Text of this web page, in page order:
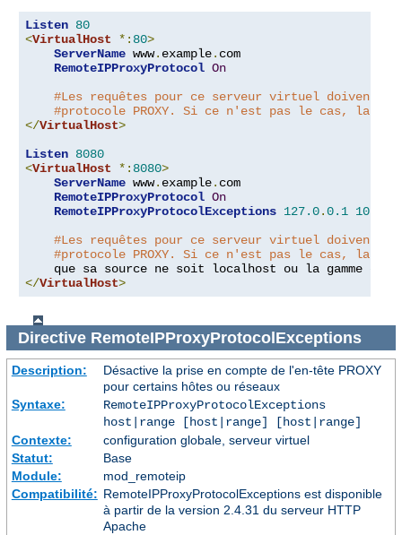
Listen 80
<VirtualHost *: 80>
ServerName www. example. com
RemoteIPProxyProtocol On
#Les requêtes pour ce serveur virtuel doivent
#protocole PROXY. Si ce n'est pas le cas, la
</VirtualHost>
Listen 8080
<VirtualHost *: 8080>
ServerName www. example. com
RemoteIPProxyProtocol On
RemoteIPProxyProtocolExceptions 127.0.0.1 10.0
#Les requêtes pour ce serveur virtuel doivent
#protocole PROXY. Si ce n'est pas le cas, la
    que sa source ne soit localhost ou la gamme d
</VirtualHost>
Directive RemoteIPProxyProtocolExceptions
Description:
Désactive la prise en compte de l'en-tête PROXY
pour certains hôtes ou réseaux
Syntaxe:
RemoteIPProxyProtocolExceptions
host|range [host|range] [host|range]
Contexte:
configuration globale, serveur virtuel
Statut:
Base
Module:
mod_remoteip
Compatibilité: RemoteIPProxyProtocolExceptions est disponible
à partir de la version 2.4.31 du serveur HTTP
Apache